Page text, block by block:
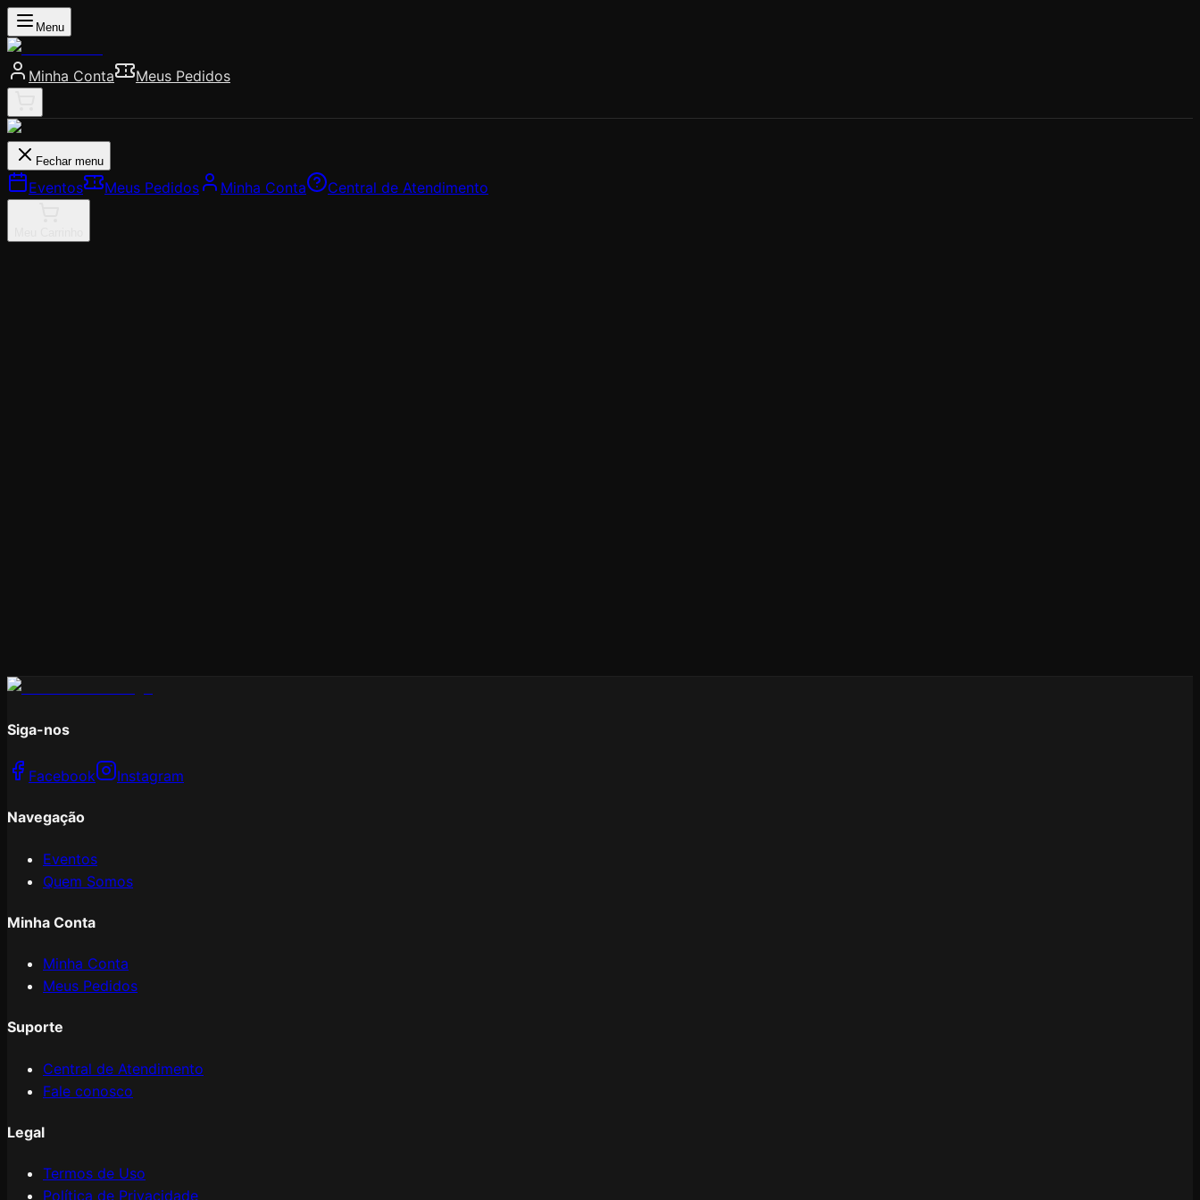
Menu
Minha Conta Meus Pedidos
Fechar menu
Eventos Meus Pedidos Minha Conta Central de Atendimento
Siga-nos
Facebook Instagram
Navegação
Eventos
Quem Somos
Minha Conta
Minha Conta
Meus Pedidos
Suporte
Central de Atendimento
Fale conosco
Legal
Termos de Uso
Política de Privacidade